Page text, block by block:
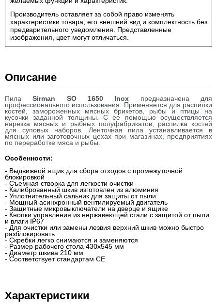
Производитель оставляет за собой право изменять
характеристики товара, его внешний вид и комплектность без
предварительного уведомления. Представленные
изображения, цвет могут отличаться.
Описание
ПилаSirman SO 1650 Inox предназначена для
профессионального использования. Применяется для распилки
костей, замороженных мясных брикетов, рыбы и птицы на
кусочки заданной толщины. С ее помощью осуществляется
нарезка мясных и рыбных полуфабрикатов, распилка костей
для суповых наборов. Ленточная пила устанавливается в
мясных или заготовочных цехах при магазинах, предприятиях
по переработке мяса и рыбы.
Особенности:
- Выдвижной ящик для сбора отходов с промежуточной
блокировкой
- Съемная створка для легкости очистки
- Калиброванный шкив изготовлен из алюминия
- Уплотнительный сальник для защиты от пыли
- Мощный асинхронный вентилируемый двигатель
- Защитные микровыключатели на дверце и ящике
- Кнопки управления из нержавеющей стали с защитой от пыли
и влаги IP67
- Для очистки или замены лезвия верхний шкив можно быстро
разблокировать
- Cкребки легко снимаются и заменяются
- Размер рабочего стола 430x545 мм
- Диаметр шкива 210 мм
- Соответствует стандартам CE
Характеристики